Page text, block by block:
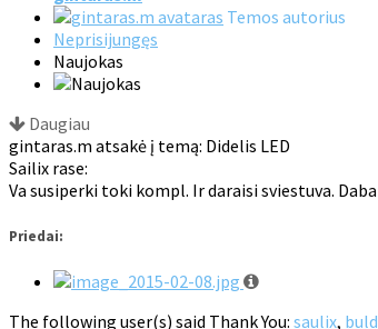
Temos autorius
Neprisijungęs
Naujokas
Daugiau
gintaras.m atsakė į temą: Didelis LED
Sailix rase:
Va susiperki toki kompl. Ir daraisi sviestuva.
Priedai:
The following user(s) said Thank You: saulix,